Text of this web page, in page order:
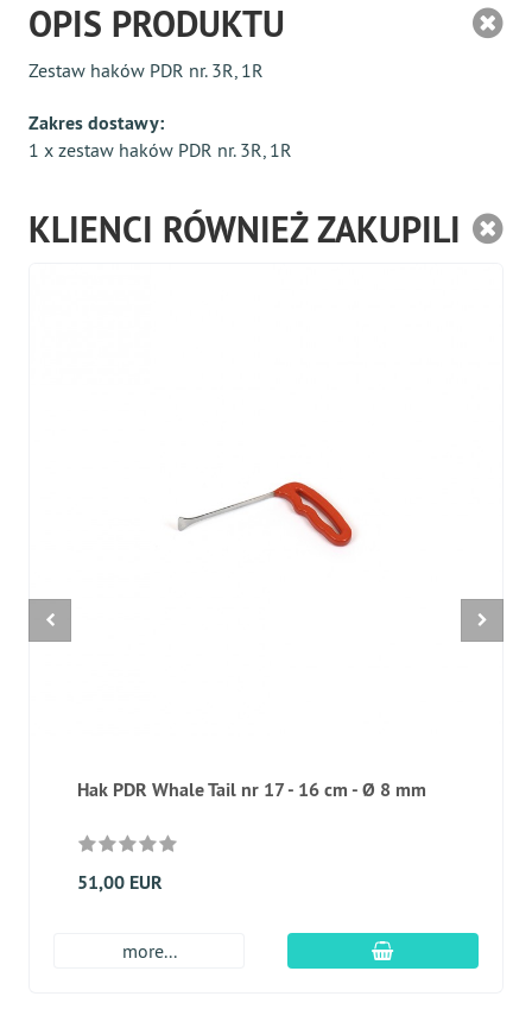
OPIS PRODUKTU
Zestaw haków PDR nr. 3R, 1R
Zakres dostawy:
1 x zestaw haków PDR nr. 3R, 1R
KLIENCI RÓWNIEŻ ZAKUPILI
Hak PDR Whale Tail nr 17 - 16 cm - Ø 8 mm
51,00 EUR
more... dodaj do